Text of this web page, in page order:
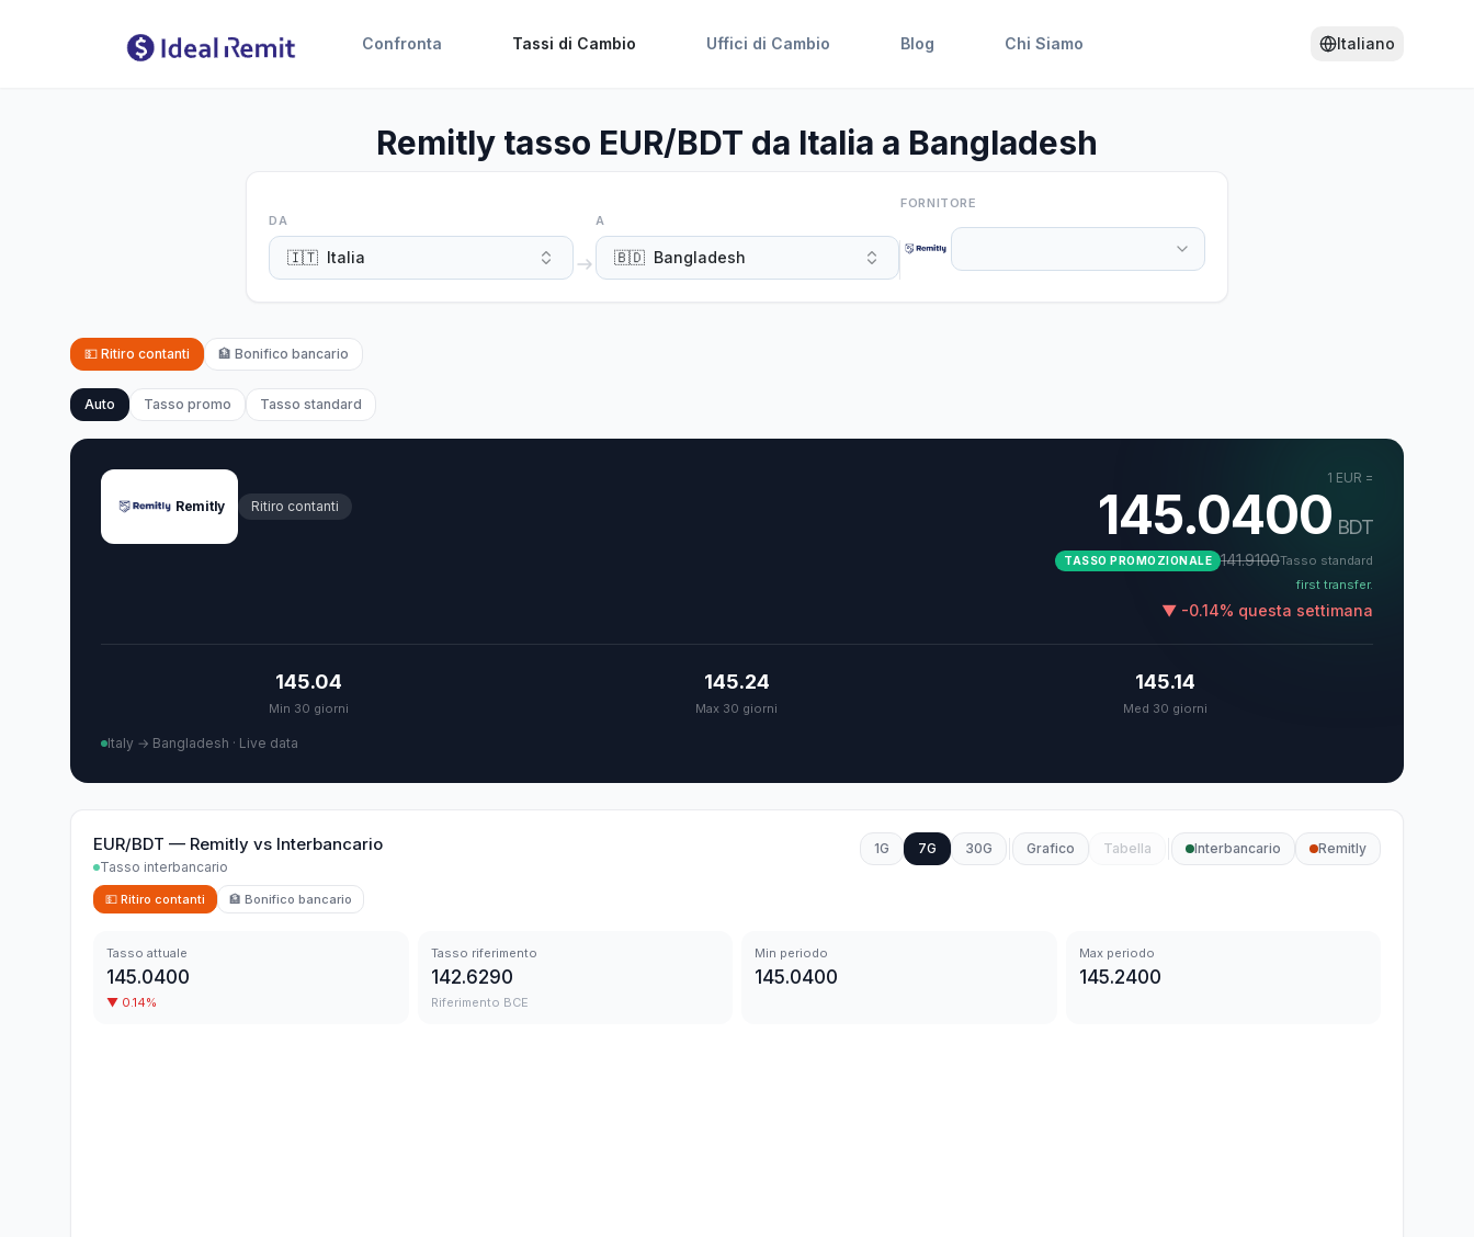
Confronta Tassi di Cambio Uffici di Cambio Blog Chi Siamo Italiano
Remitly tasso EUR/BDT da Italia a Bangladesh
DA
🇮🇹 Italia
A
🇧🇩 Bangladesh
FORNITORE
💵 Ritiro contanti 🏦 Bonifico bancario
Auto Tasso promo Tasso standard
Remitly Ritiro contanti
1 EUR =
145.0400 BDT
TASSO PROMOZIONALE 141.9100Tasso standard
first transfer.
▼ -0.14% questa settimana
145.04
Min 30 giorni
145.24
Max 30 giorni
145.14
Med 30 giorni
Italy → Bangladesh · Live data
EUR/BDT — Remitly vs Interbancario
Tasso interbancario
💵 Ritiro contanti 🏦 Bonifico bancario
1G 7G 30G Grafico Tabella Interbancario Remitly
Tasso attuale
145.0400
▼ 0.14%
Tasso riferimento
142.6290
Riferimento BCE
Min periodo
145.0400
Max periodo
145.2400